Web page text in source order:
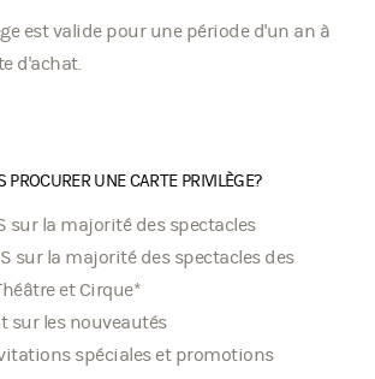
est valide pour une période d'un an à
d'achat.
PROCURER UNE CARTE PRIVILÈGE?
sur la majorité des spectacles
sur la majorité des spectacles des
et Cirque*
sur les nouveautés
spéciales et promotions